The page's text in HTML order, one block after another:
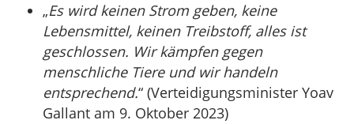
„Es wird keinen Strom geben, keine
Lebensmittel, keinen Treibstoff, alles ist
geschlossen. Wir kämpfen gegen
menschliche Tiere und wir handeln
entsprechend.“ (Verteidigungsminister Yoav
Gallant am 9. Oktober 2023)